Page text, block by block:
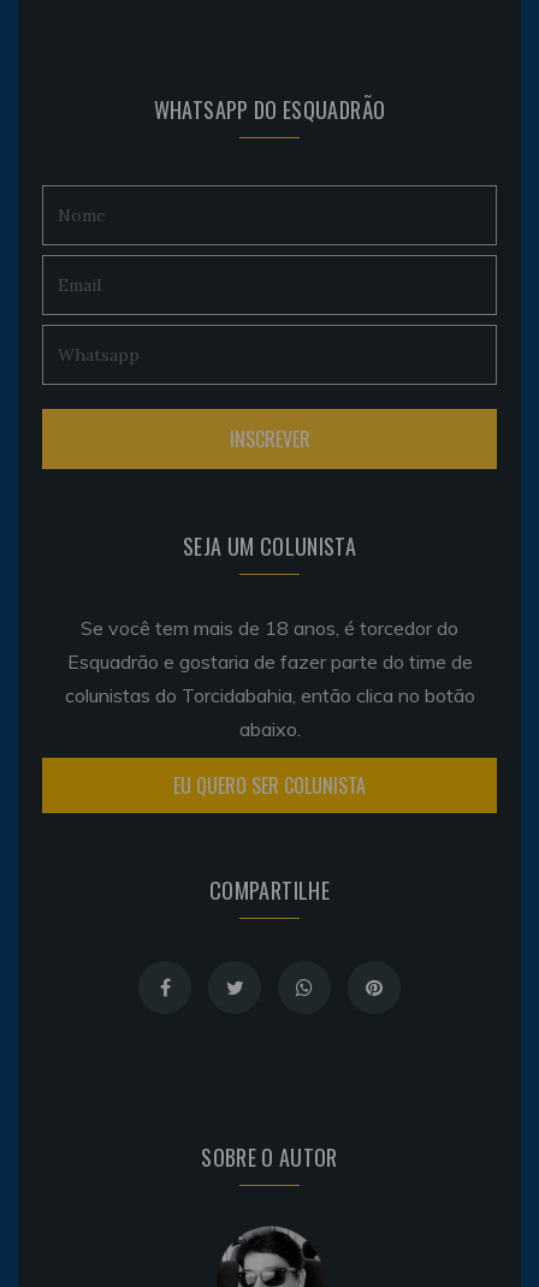
WHATSAPP DO ESQUADRÃO
SEJA UM COLUNISTA
Se você tem mais de 18 anos, é torcedor do
Esquadrão e gostaria de fazer parte do time de
colunistas do Torcidabahia, então clica no botão
abaixo.
EU QUERO SER COLUNISTA
COMPARTILHE
SOBRE O AUTOR